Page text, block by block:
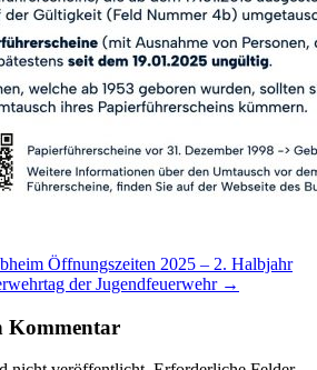
Öffnungszeiten 2025 – 2. Halbjahr
der Jugendfeuerwehr →
Kommentar